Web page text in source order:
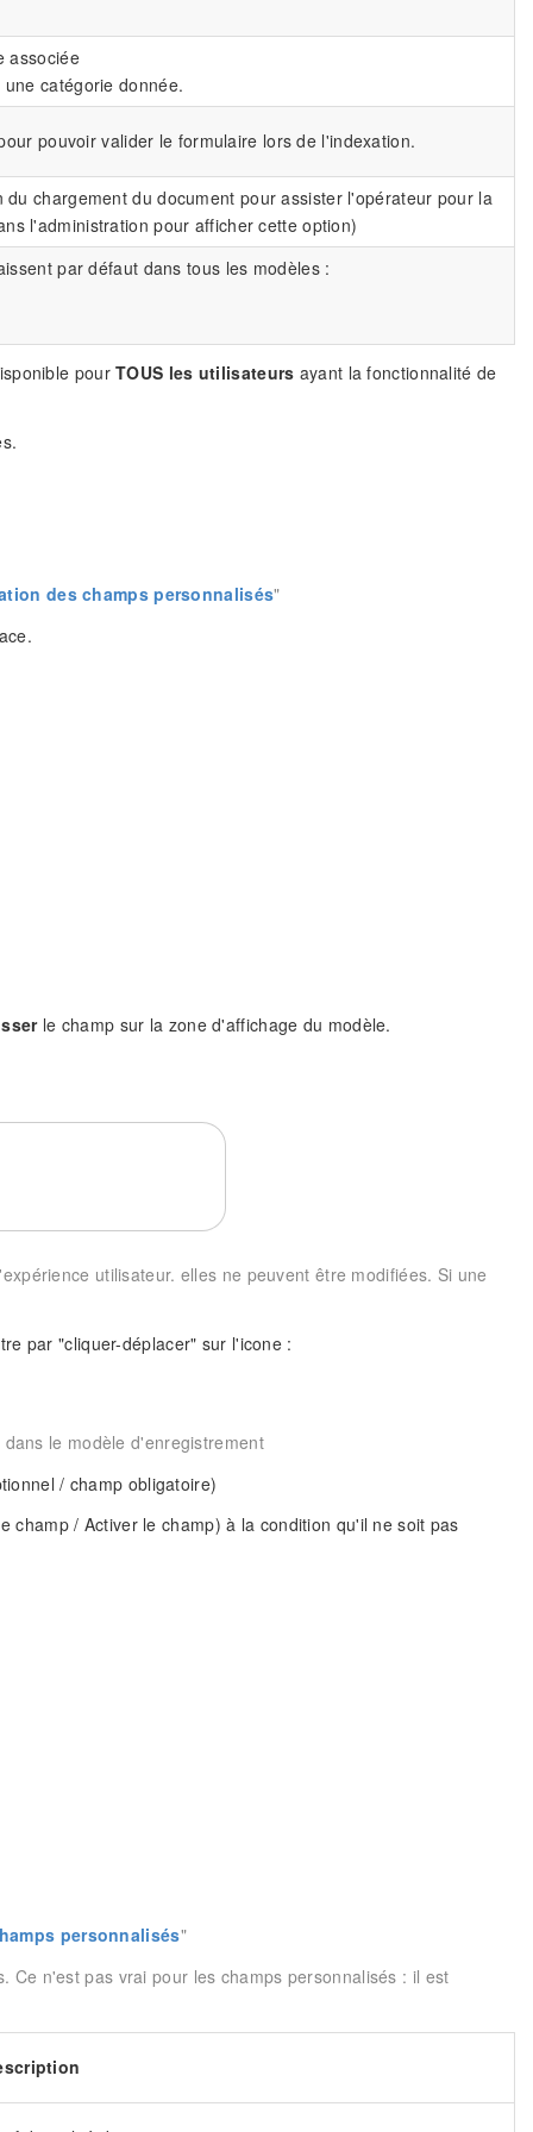
associée
catégorie donnée.
pouvoir valider le formulaire lors de l'indexation.
chargement du document pour assister l'opérateur pour la
l'administration pour afficher cette option)
par défaut dans tous les modèles :
pourTOUS les utilisateurs ayant la fonctionnalité de
des champs personnalisés"
le champ sur la zone d'affichage du modèle.
utilisateur. elles ne peuvent être modifiées. Si une
par "cliquer-déplacer" sur l'icone :
le modèle d'enregistrement
/ champ obligatoire)
champ / Activer le champ) à la condition qu'il ne soit pas
personnalisés"
Ce n'est pas vrai pour les champs personnalisés : il est